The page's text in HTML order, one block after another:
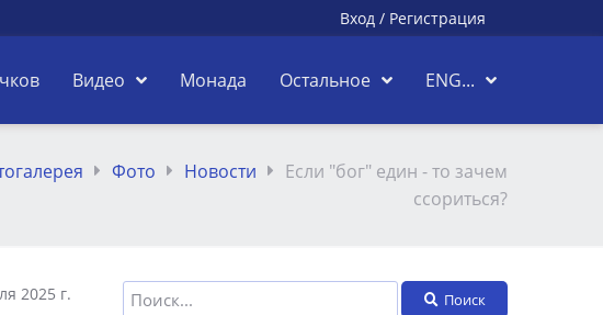
Вход / Регистрация
Видео Монада Остальное ENG...
Фото Новости
Если "бог" един - то зачем
ссориться?
2025 г.
Поиск